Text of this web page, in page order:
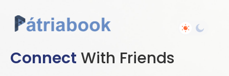
Connect With Friends